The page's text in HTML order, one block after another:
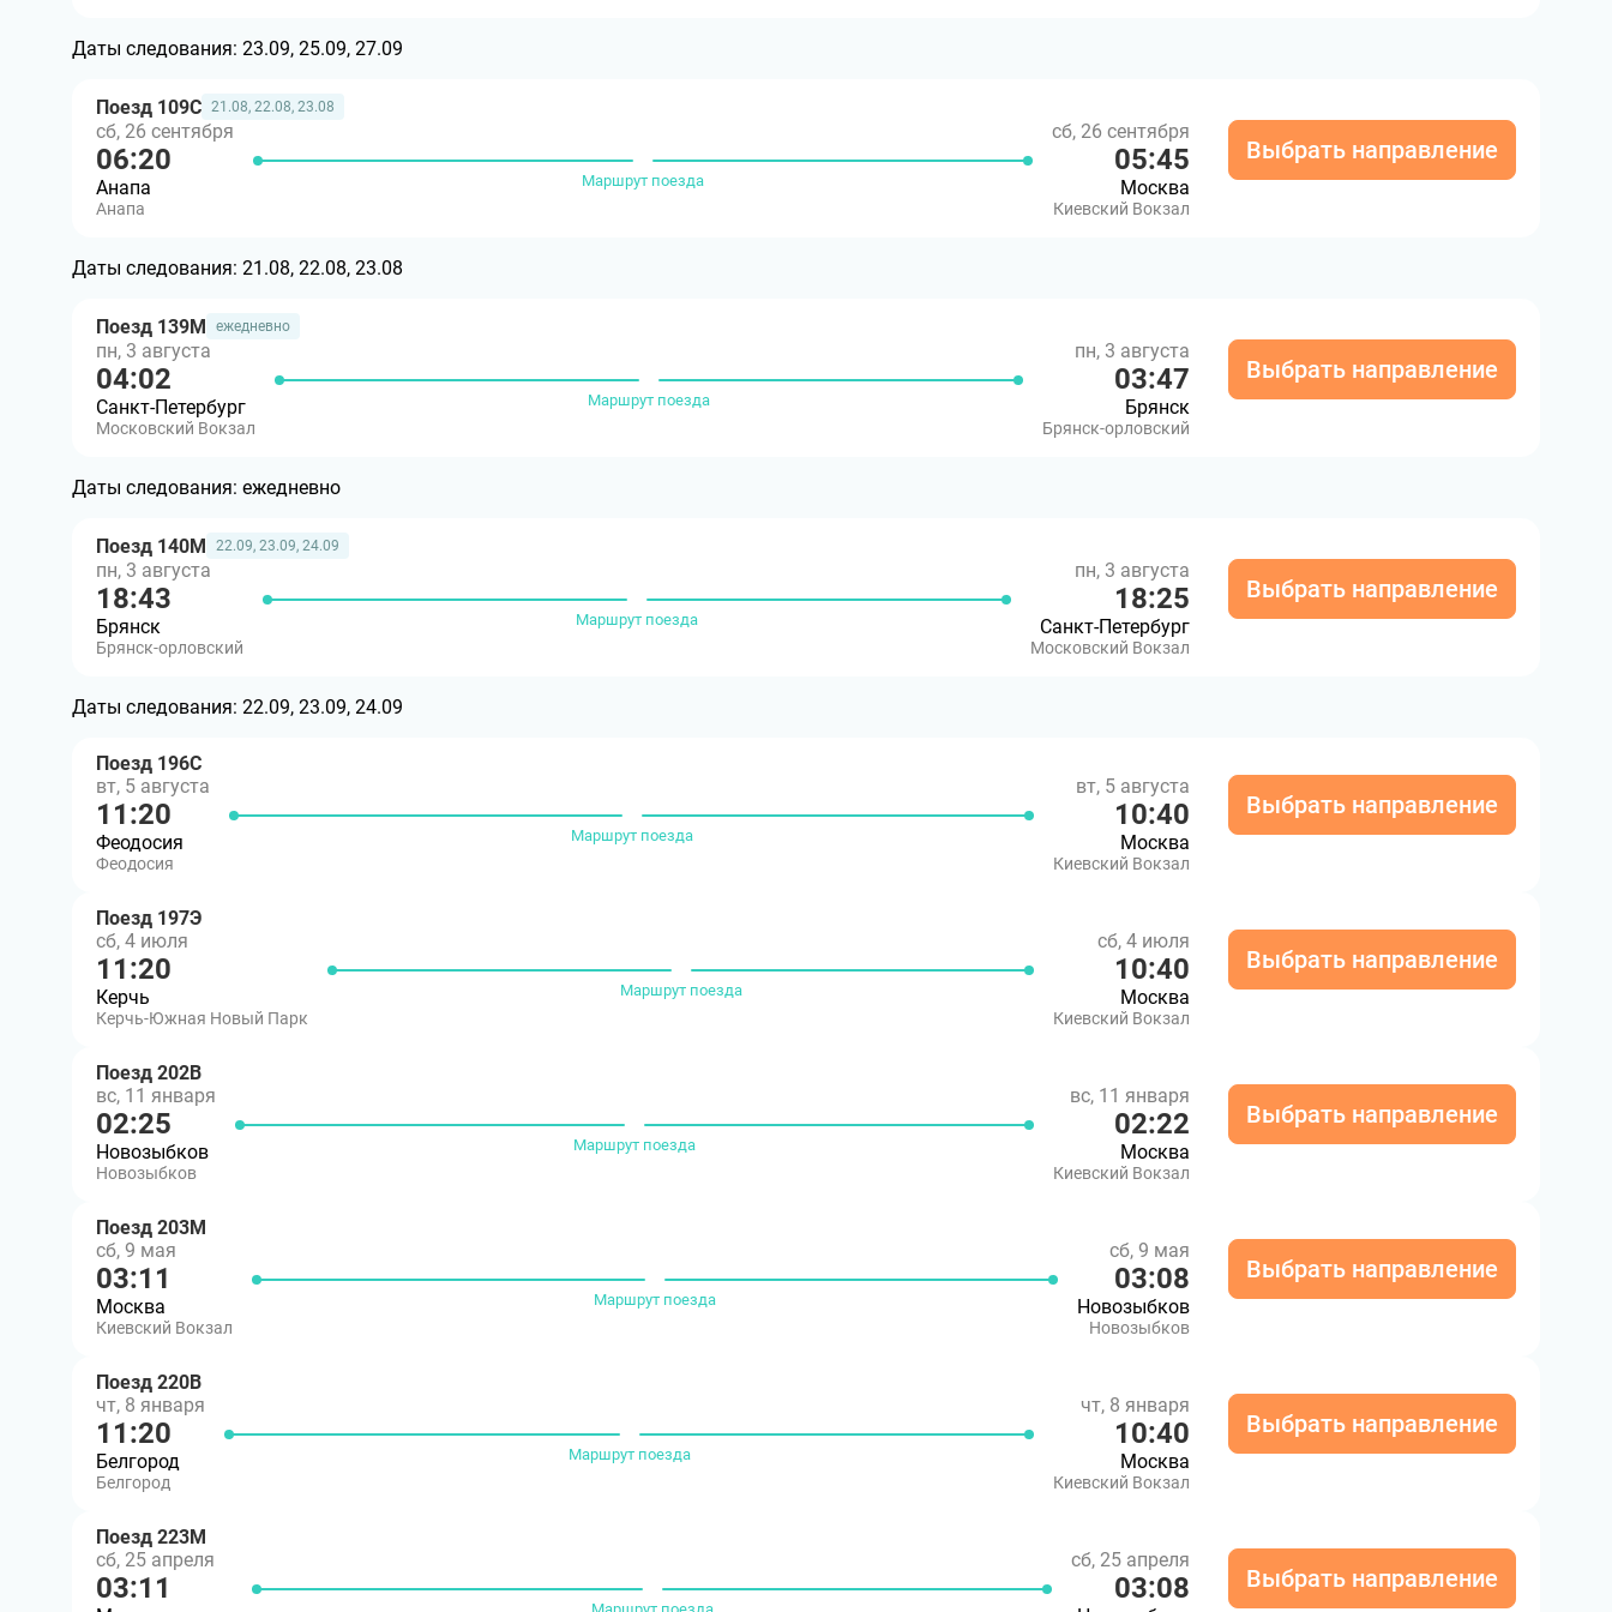
Даты следования: 23.09, 25.09, 27.09
Поезд 109С 21.08, 22.08, 23.08
сб, 26 сентября
06:20
Анапа
Анапа
Маршрут поезда
сб, 26 сентября
05:45
Москва
Киевский Вокзал
Выбрать направление
Даты следования: 21.08, 22.08, 23.08
Поезд 139М ежедневно
пн, 3 августа
04:02
Санкт-Петербург
Московский Вокзал
Маршрут поезда
пн, 3 августа
03:47
Брянск
Брянск-орловский
Выбрать направление
Даты следования: ежедневно
Поезд 140М 22.09, 23.09, 24.09
пн, 3 августа
18:43
Брянск
Брянск-орловский
Маршрут поезда
пн, 3 августа
18:25
Санкт-Петербург
Московский Вокзал
Выбрать направление
Даты следования: 22.09, 23.09, 24.09
Поезд 196С
вт, 5 августа
11:20
Феодосия
Феодосия
Маршрут поезда
вт, 5 августа
10:40
Москва
Киевский Вокзал
Выбрать направление
Поезд 197Э
сб, 4 июля
11:20
Керчь
Керчь-Южная Новый Парк
Маршрут поезда
сб, 4 июля
10:40
Москва
Киевский Вокзал
Выбрать направление
Поезд 202В
вс, 11 января
02:25
Новозыбков
Новозыбков
Маршрут поезда
вс, 11 января
02:22
Москва
Киевский Вокзал
Выбрать направление
Поезд 203М
сб, 9 мая
03:11
Москва
Киевский Вокзал
Маршрут поезда
сб, 9 мая
03:08
Новозыбков
Новозыбков
Выбрать направление
Поезд 220В
чт, 8 января
11:20
Белгород
Белгород
Маршрут поезда
чт, 8 января
10:40
Москва
Киевский Вокзал
Выбрать направление
Поезд 223М
сб, 25 апреля
03:11
Маршрут поезда
сб, 25 апреля
03:08 Выбрать направление